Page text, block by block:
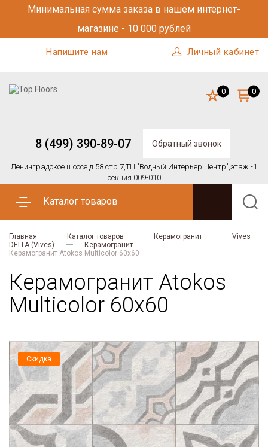
Минимальная сумма заказа в нашем интернет-
магазине - 10 000 рублей
Напишите нам Личный кабинет
8 (499) 390-89-07 Обратный звонок
Ленинградское шоссе д.58 стр.7,ТЦ "Водный Интерьер Центр",этаж -1
секция 009-010
0 0
Каталог товаров
Главная Каталог товаров Керамогранит
Vives
DELTA (Vives)
Керамогранит
Керамогранит Atokos Multicolor 60x60
Керамогранит Atokos
Multicolor 60x60
Скидка